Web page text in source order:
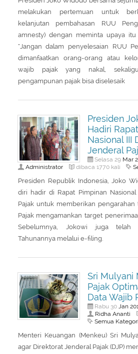
melakukan pertemuan untuk
kelanjutan pembahasan RUU
amnesty) dengan meminta upaya itu
"Jangan dalam penyelesaian RUU
dimanfaatkan orang-orang atau
wajib pajak yang nakal,
pengampunan pajak bisa diselesaik
Presiden
Hadiri
Nasional III
Jenderal
Selasa 29 Mar
Administrator dibaca 1770 kali
Presiden Republik Indonesia, Joko
diri hadir di Rapat Pimpinan Nasional
Pajak untuk memberikan pengarahan
Pajak mengamankan target
Sebelumnya, Jokowi juga telah
Tahunannya melalui e-filing.
Sri Mulyani
Pajak
Data Wajib
Rabu 30 Jan
Ridha Ananti
Semua Kategori
Menteri Keuangan (Menkeu) Sri
agar Direktorat Jenderal Pajak (DJP)